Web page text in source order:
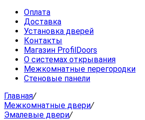
Оплата
Доставка
Установка дверей
Контакты
Магазин ProfilDoors
О системах открывания
Межкомнатные перегородки
Стеновые панели
Главная/
Межкомнатные двери/
Эмалевые двери/